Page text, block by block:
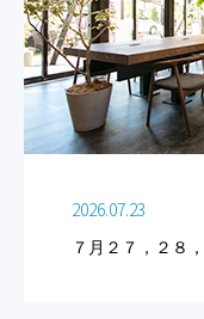
2026.07.23
７月２７，２８